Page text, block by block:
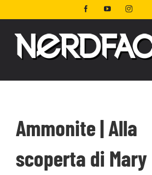
al
FacebookYouTube
Ammonite | Alla
scoperta di Mary